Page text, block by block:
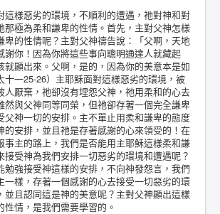
樣惡劣的環境，不順利的遭遇，祂對神和對
那極為柔和謙卑的性情。首先，主對父神怎樣
卑的性情呢？主對父神禱告說：「父啊，天地
謝你！因為你將這些事向聰明通達人就藏起
就顯出來。父啊，是的，因為你的美意本是如
十一25-26）主耶穌面對這樣惡劣的環境，被
人厭棄，祂卻沒有埋怨父神，祂用柔和的心去
然與父神同等同榮，但祂卻存著一個完全謙卑
父神一切的安排。主不單止用柔和謙卑的態度
的安排，並且祂是存著感謝的心來領受的！在
事主的路上，我們是否能用主耶穌這樣柔和謙
接受神為我們安排一切惡劣的環境和遭遇呢？
勉強接受神這樣的安排，不向神發怨言，我們
一樣，存著一個感謝的心去接受一切惡劣的環
並且認同這是神的美意呢？主對父神顯出這樣
性情，是我們需要學習的。